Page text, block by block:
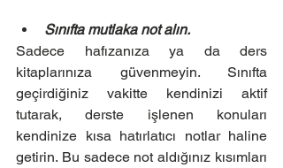
Sınıfta mutlaka not alın.
Sadece hafızanıza ya da ders
kitaplarınıza güvenmeyin. Sınıfta
geçirdiğiniz vakitte kendinizi aktif
tutarak, derste işlenen konuları
kendinize kısa hatırlatıcı notlar haline
getirin. Bu sadece not aldığınız kısımları